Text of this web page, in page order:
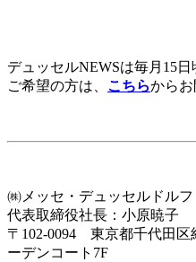
デュッセルNEWSは毎月15
ご希望の方は、 こちらからお
㈱メッセ・デュッセルドル
代表取締役社長：小原暁子
〒102-0094 東京都千代田区
ーデンコート7F